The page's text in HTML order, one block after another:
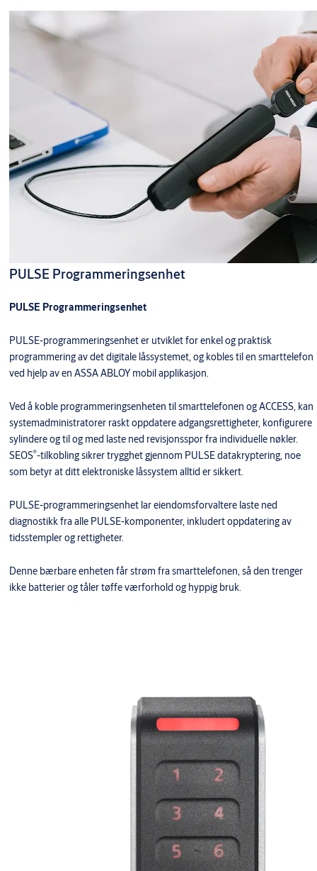
PULSE Programmeringsenhet
PULSE Programmeringsenhet
PULSE-programmeringsenhet er utviklet for enkel og praktisk
programmering av det digitale låssystemet, og kobles til en smarttelefon
ved hjelp av en ASSA ABLOY mobil applikasjon.
Ved å koble programmeringsenheten til smarttelefonen og ACCESS, kan
systemadministratorer raskt oppdatere adgangsrettigheter, konfigurere
sylindere og til og med laste ned revisjonsspor fra individuelle nøkler.
SEOS®-tilkobling sikrer trygghet gjennom PULSE datakryptering, noe
som betyr at ditt elektroniske låssystem alltid er sikkert.
PULSE-programmeringsenhet lar eiendomsforvaltere laste ned
diagnostikk fra alle PULSE-komponenter, inkludert oppdatering av
tidsstempler og rettigheter.
Denne bærbare enheten får strøm fra smarttelefonen, så den trenger
ikke batterier og tåler tøffe værforhold og hyppig bruk.